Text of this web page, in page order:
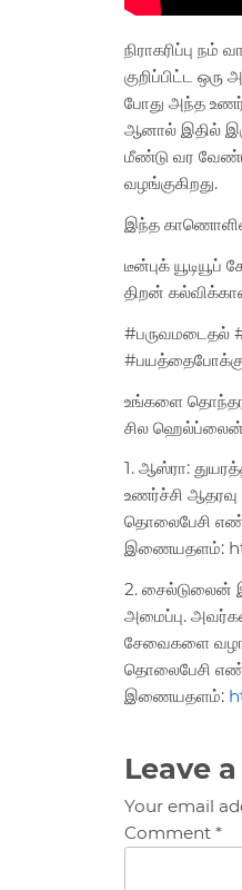
நிராகரிப்பு
குறிப்பிட்ட
போது அந்த
ஆனால் இதில்
மீண்டு வர
வழங்குகிறது.
இந்த
டீன்புக்
திறன்
#பருவமடைதல்
உங்களை
சில
1. ஆஸ்ரா:
உணர்ச்சி
தொலைபேசி
இணையதளம்:
2. சைல்டுலைன்
அமைப்பு.
சேவைகளை
தொலைபேசி
இணையதளம்:
Leave
Your email
Comment *